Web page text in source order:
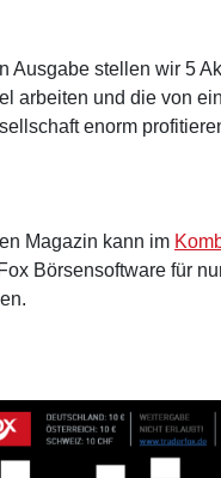
Ausgabe stellen wir 5
arbeiten und die von
enorm
Magazin kann im
Börsensoftware für